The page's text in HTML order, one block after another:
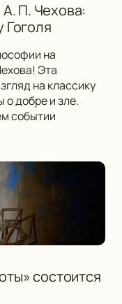
П. Чехова:
Гоголя
на
Эта
на классику
о добре и зле.
событии
состоится